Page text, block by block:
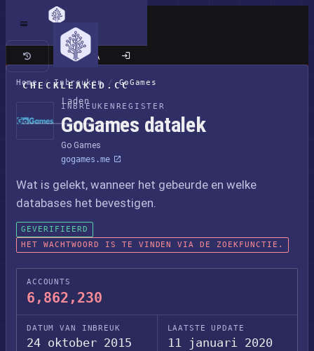
CHECKLEAKED.CC
Laden
Klassieke site
Home / Inbreuken / GoGames
INBREUKENREGISTER
GoGames datalek
Go Games
gogames.me
Wat is gelekt, wanneer het gebeurde en welke
databases het bevestigen.
GEVERIFIEERD
HET WACHTWOORD IS TE VINDEN VIA DE ZOEKFUNCTIE.
ACCOUNTS
6,862,230
DATUM VAN INBREUK
24 oktober 2015
LAATSTE UPDATE
11 januari 2020